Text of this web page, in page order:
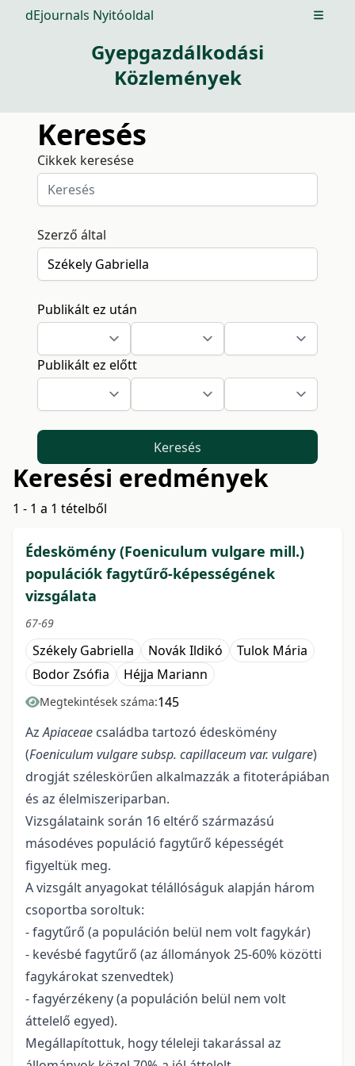
dEjournals Nyitóoldal Open
Gyepgazdálkodási
Közlemények
Keresés
Cikkek keresése
Szerző által
Publikált ez után
Publikált ez előtt
Keresés
Keresési eredmények
1 - 1 a 1 tételből
Édeskömény (Foeniculum vulgare mill.)
populációk fagytűrő-képességének
vizsgálata
67-69
Székely Gabriella Novák Ildikó
Tulok Mária
Bodor Zsófia
Héjja Mariann
Megtekintések száma:145
AzApiaceae családba tartozó édeskömény
(Foeniculum vulgare subsp. capillaceum var. vulgare)
drogját széleskörűen alkalmazzák a fitoterápiában
és az élelmiszeriparban.
Vizsgálataink során 16 eltérő származású
másodéves populáció fagytűrő képességét
figyeltük meg.
A vizsgált anyagokat télállóságuk alapján három
csoportba soroltuk:
- fagytűrő (a populáción belül nem volt fagykár)
- kevésbé fagytűrő (az állományok 25-60% közötti
fagykárokat szenvedtek)
- fagyérzékeny (a populáción belül nem volt
áttelelő egyed).
Megállapítottuk, hogy téleleji takarással az